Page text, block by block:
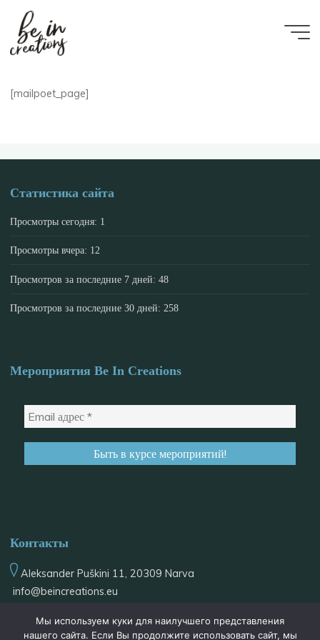
[mailpoet_page]
Статистика сайта
Просмотры сегодня: 1
Просмотры вчера: 12
Просмотров за последние 7 дней:48
Просмотров за последние 30 дней: 258
Мероприятия Be In Creations
Контакты
Aleksander Puškini 11, 20309 Narva
info@beincreations.eu
@be_in_creations
Мы используем куки для наилучшего представления
нашего сайта. Если Вы продолжите использовать сайт, мы